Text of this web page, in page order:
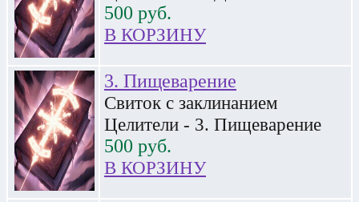
500 руб.
В КОРЗИНУ
3. Пищеварение
Свиток с заклинанием
Целители - 3. Пищеварение
500 руб.
В КОРЗИНУ